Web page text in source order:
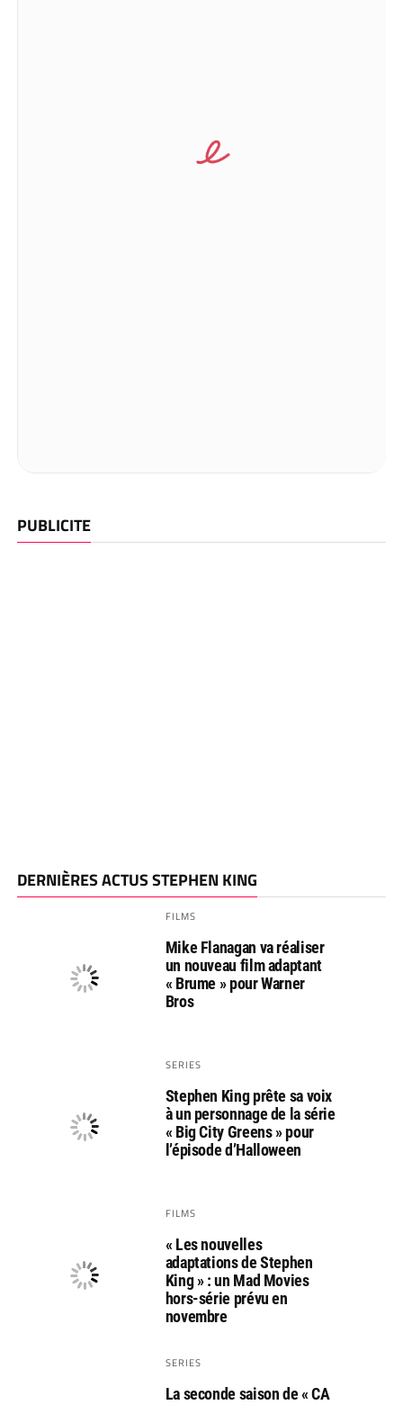
PUBLICITE
DERNIÈRES ACTUS STEPHEN KING
FILMS
Mike Flanagan va réaliser
un nouveau film adaptant
« Brume » pour Warner
Bros
SERIES
Stephen King prête sa voix
à un personnage de la série
« Big City Greens » pour
l’épisode d’Halloween
FILMS
« Les nouvelles
adaptations de Stephen
King » : un Mad Movies
hors-série prévu en
novembre
SERIES
La seconde saison de « CA